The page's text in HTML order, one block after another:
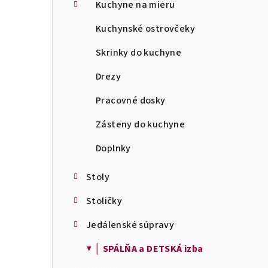
Kuchyne na mieru
Kuchynské ostrovčeky
Skrinky do kuchyne
Drezy
Pracovné dosky
Zásteny do kuchyne
Doplnky
Stoly
Stoličky
Jedálenské súpravy
▼ │ SPÁLŇA a DETSKÁ izba